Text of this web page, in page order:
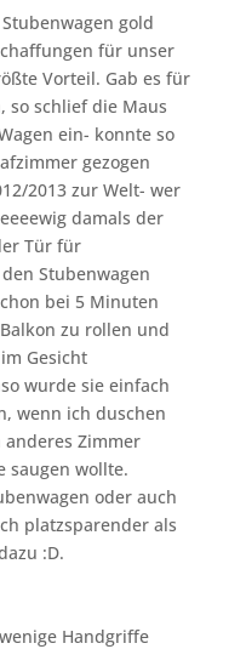
gold
für unser
Vorteil. Gab es für
so schlief die Maus
ein- konnte so
gezogen
2013 zur Welt- wer
damals der
Tür für
Stubenwagen
bei 5 Minuten
zu rollen und
Gesicht
wurde sie einfach
wenn ich duschen
Zimmer
saugen wollte.
oder auch
platzsparender als
:D.
Handgriffe